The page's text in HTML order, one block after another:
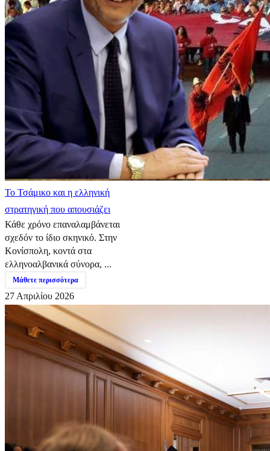
​Το Τσάμικο και η ελληνική
στρατηγική που απουσιάζει
Κάθε χρόνο επαναλαμβάνεται
σχεδόν το ίδιο σκηνικό. Στην
Κονίσπολη, κοντά στα
ελληνοαλβανικά σύνορα, ...
Μάθετε περισσότερα
27 Απριλίου 2026